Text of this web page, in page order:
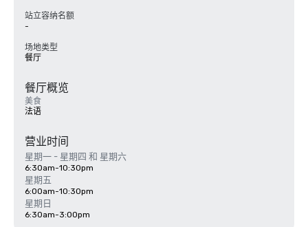
站立容纳名额
-
场地类型
餐厅
餐厅概览
美食
法语
营业时间
星期一 - 星期四 和 星期六
6:30am-10:30pm
星期五
6:00am-10:30pm
星期日
6:30am-3:00pm